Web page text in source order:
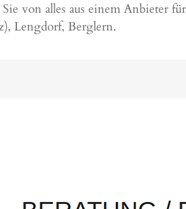
von alles aus einem Anbieter
Lengdorf, Berglern.